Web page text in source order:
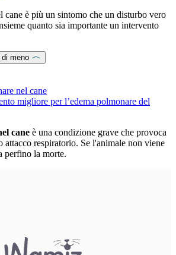
cane è più un sintomo che un disturbo vero
quanto sia importante un intervento
meno
nel cane
migliore per l’edema polmonare del
cane è una condizione grave che provoca
attacco respiratorio. Se l'animale non viene
perfino la morte.